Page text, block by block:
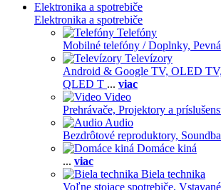
Elektronika a spotrebiče
Elektronika a spotrebiče
Telefóny
Mobilné telefóny / Doplnky,
Televízory
Android & Google TV, OLED TV,
QLED T ... viac
Video
Prehrávače, Projektory a
Audio
Bezdrôtové reproduktory,
Domáce kiná
... viac
Biela technika
Voľne stojace spotrebiče,